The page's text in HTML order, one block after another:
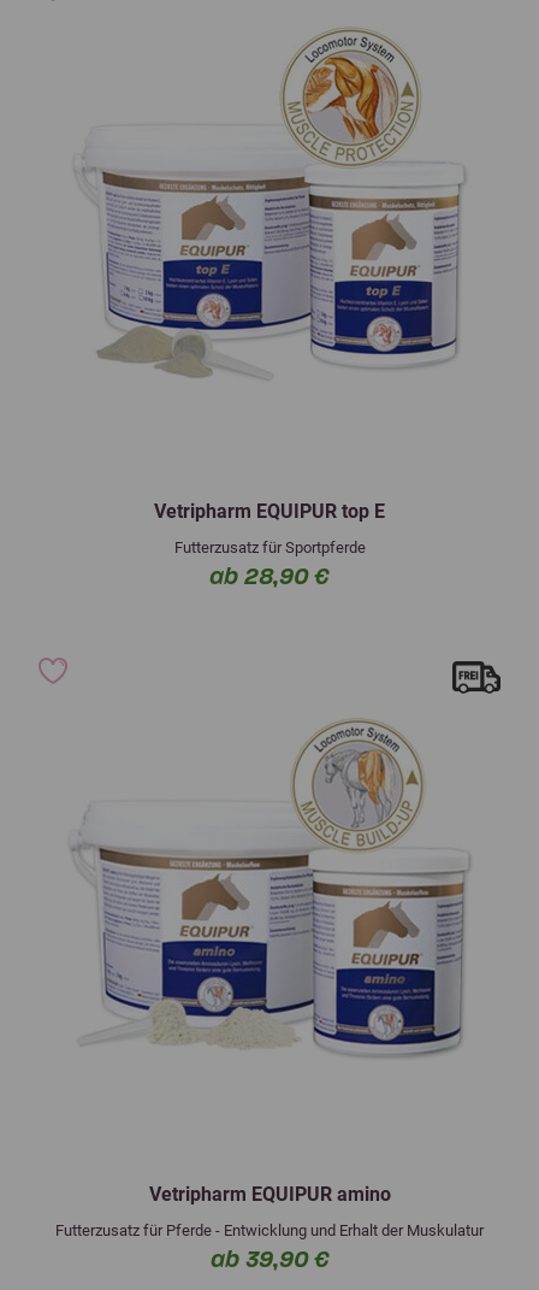
Vetripharm EQUIPUR top E
Futterzusatz für Sportpferde
ab 28,90 €
Vetripharm EQUIPUR amino
Futterzusatz für Pferde - Entwicklung und Erhalt der Muskulatur
ab 39,90 €